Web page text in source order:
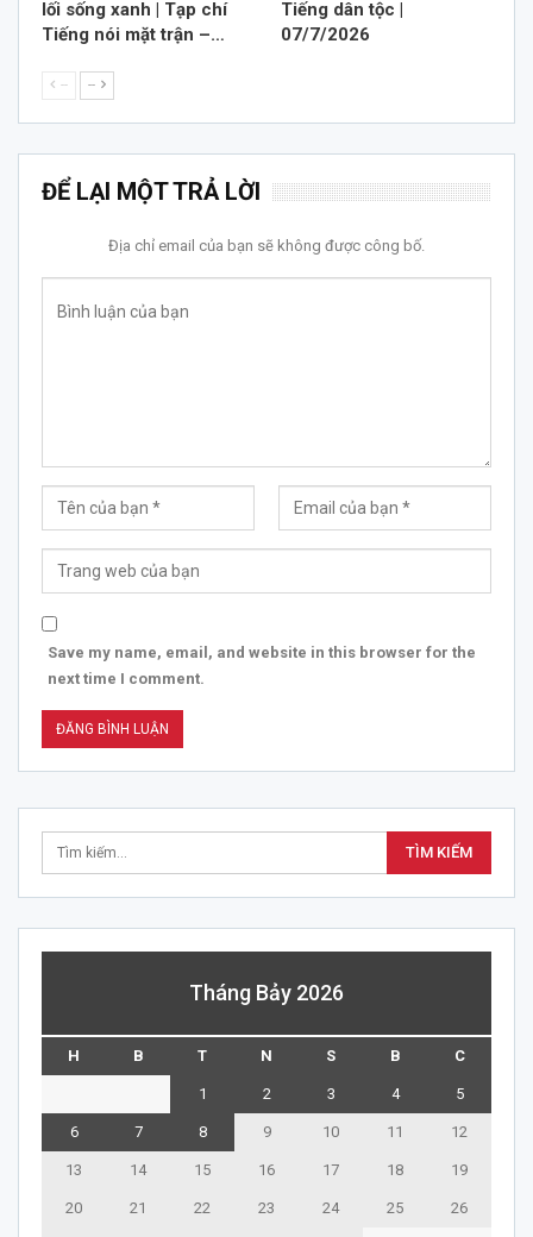
lối sống xanh | Tạp chí
Tiếng nói mặt trận –…
Tiếng dân tộc |
07/7/2026
-- --
ĐỂ LẠI MỘT TRẢ LỜI
Địa chỉ email của bạn sẽ không được công bố.
Save my name, email, and website in this browser for the
next time I comment.
Tháng Bảy 2026
H B T N S B C
1 2 3 4 5
6 7 8 9 10 11 12
13 14 15 16 17 18 19
20 21 22 23 24 25 26